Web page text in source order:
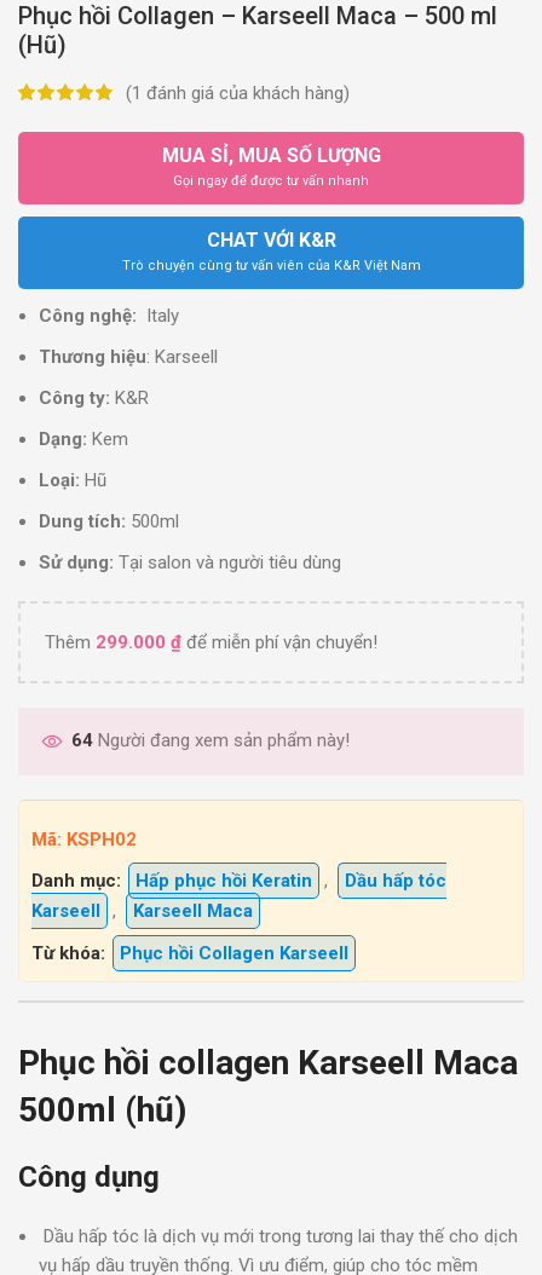
Phục hồi Collagen – Karseell Maca – 500 ml
(Hũ)
(1 đánh giá của khách hàng)
MUA SỈ, MUA SỐ LƯỢNG
Gọi ngay để được tư vấn nhanh
CHAT VỚI K&R
Trò chuyện cùng tư vấn viên của K&R Việt Nam
Công nghệ: Italy
Thương hiệu: Karseell
Công ty: K&R
Dạng: Kem
Loại: Hũ
Dung tích: 500ml
Sử dụng: Tại salon và người tiêu dùng
Thêm 299.000 ₫ để miễn phí vận chuyển!
64 Người đang xem sản phẩm này!
Mã: KSPH02
Danh mục:
Hấp phục hồi Keratin ,
Dầu hấp tóc
Karseell ,
Karseell Maca
Từ khóa:
Phục hồi Collagen Karseell
Phục hồi collagen Karseell Maca
500ml (hũ)
Công dụng
Dầu hấp tóc là dịch vụ mới trong tương lai thay thế cho dịch
vụ hấp dầu truyền thống. Vì ưu điểm, giúp cho tóc mềm